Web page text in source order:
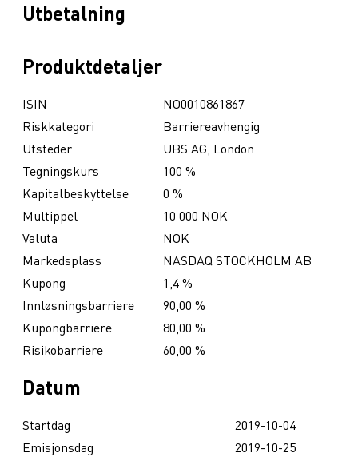
Utbetalning
Produktdetaljer
ISIN
NO0010861867
Riskkategori
Barriereavhengig
Utsteder
UBS AG, London
Tegningskurs
100 %
Kapitalbeskyttelse
0 %
Multippel
10 000 NOK
Valuta
NOK
Markedsplass
NASDAQ STOCKHOLM AB
Kupong
1,4 %
Innløsningsbarriere
90,00 %
Kupongbarriere
80,00 %
Risikobarriere
60,00 %
Datum
Startdag
2019-10-04
Emisjonsdag
2019-10-25